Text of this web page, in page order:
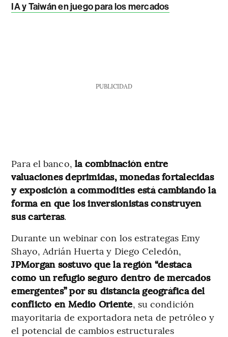
IA y Taiwán en juego para los mercados
PUBLICIDAD
Para el banco, la combinación entre
valuaciones deprimidas, monedas fortalecidas
y exposición a commodities está cambiando la
forma en que los inversionistas construyen
sus carteras.
Durante un webinar con los estrategas Emy
Shayo, Adrián Huerta y Diego Celedón,
JPMorgan sostuvo que la región “destaca
como un refugio seguro dentro de mercados
emergentes” por su distancia geográfica del
conflicto en Medio Oriente, su condición
mayoritaria de exportadora neta de petróleo y
el potencial de cambios estructurales